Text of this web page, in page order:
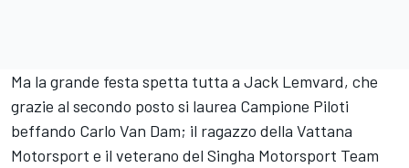
Ma la grande festa spetta tutta a Jack Lemvard, che
grazie al secondo posto si laurea Campione Piloti
beffando Carlo Van Dam; il ragazzo della Vattana
Motorsport e il veterano del Singha Motorsport Team